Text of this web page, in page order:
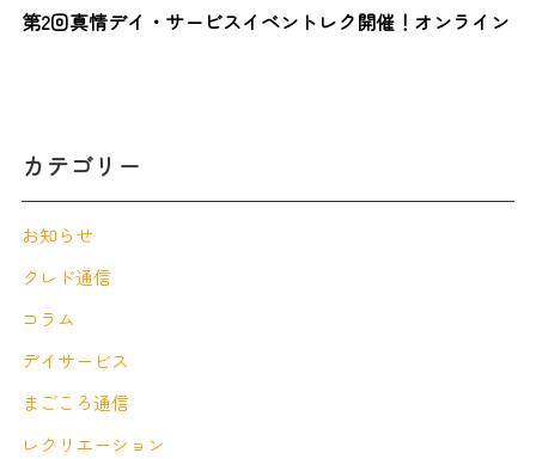
第2回真情デイ・サービスイベントレク開催！オンライン
カテゴリー
お知らせ
クレド通信
コラム
デイサービス
まごころ通信
レクリエーション